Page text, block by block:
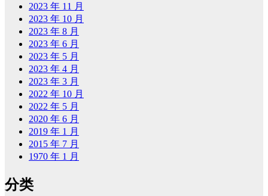
2023 年 11 月
2023 年 10 月
2023 年 8 月
2023 年 6 月
2023 年 5 月
2023 年 4 月
2023 年 3 月
2022 年 10 月
2022 年 5 月
2020 年 6 月
2019 年 1 月
2015 年 7 月
1970 年 1 月
分类